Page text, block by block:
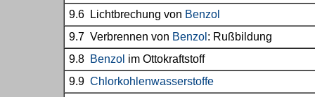
9.6 Lichtbrechung von Benzol
9.7 Verbrennen von Benzol : Rußbildung
9.8 Benzol im Ottokraftstoff
9.9 Chlorkohlenwasserstoffe